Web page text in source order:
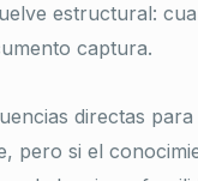
estructural:
captura.
directas
pero si el